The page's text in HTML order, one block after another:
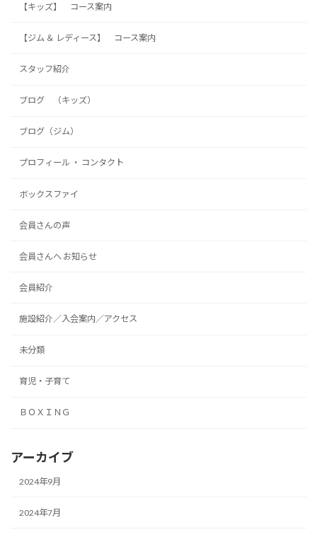
【キッズ】 コース案内
【ジム ＆ レディース】 コース案内
スタッフ紹介
ブログ （キッズ）
ブログ（ジム）
プロフィール ・ コンタクト
ボックスファイ
会員さんの声
会員さんへ お知らせ
会員紹介
施設紹介／入会案内／アクセス
未分類
育児・子育て
ＢＯＸＩＮＧ
アーカイブ
2024年9月
2024年7月